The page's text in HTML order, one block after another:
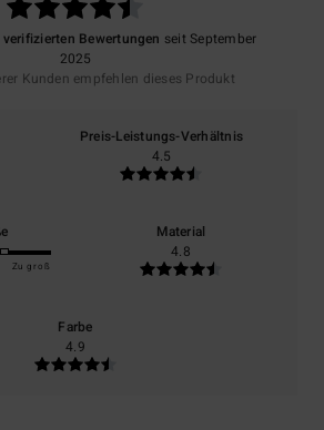
verifizierten Bewertungen seit September
2025
Kunden empfehlen dieses Produkt
Preis-Leistungs-Verhältnis
4.5
Zu groß
Material
4.8
Farbe
4.9